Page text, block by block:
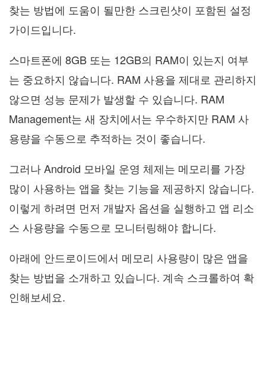
찾는 방법에 도움이 될만한 스크린샷이 포함된 설정
가이드입니다.
스마트폰에 8GB 또는 12GB의 RAM이 있는지 여부
는 중요하지 않습니다. RAM 사용을 제대로 관리하지
않으면 성능 문제가 발생할 수 있습니다. RAM
Management는 새 장치에서는 우수하지만 RAM 사
용량을 수동으로 추적하는 것이 좋습니다.
그러나 Android 모바일 운영 체제는 메모리를 가장
많이 사용하는 앱을 찾는 기능을 제공하지 않습니다.
이렇게 하려면 먼저 개발자 옵션을 실행하고 앱 리소
스 사용량을 수동으로 모니터링해야 합니다.
아래에 안드로이드에서 메모리 사용량이 많은 앱을
찾는 방법을 소개하고 있습니다. 계속 스크롤하여 확
인해보세요.